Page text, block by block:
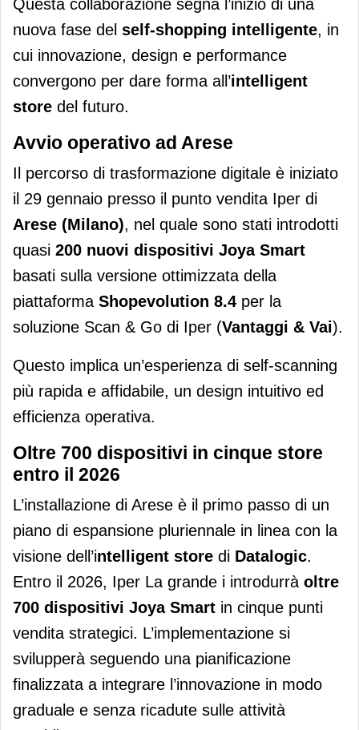
Questa collaborazione segna l’inizio di una
nuova fase del self-shopping intelligente, in
cui innovazione, design e performance
convergono per dare forma all’intelligent
store del futuro.
Avvio operativo ad Arese
Il percorso di trasformazione digitale è iniziato
il 29 gennaio presso il punto vendita Iper di
Arese (Milano), nel quale sono stati introdotti
quasi 200 nuovi dispositivi Joya Smart
basati sulla versione ottimizzata della
piattaforma Shopevolution 8.4 per la
soluzione Scan & Go di Iper (Vantaggi & Vai).
Questo implica un’esperienza di self-scanning
più rapida e affidabile, un design intuitivo ed
efficienza operativa.
Oltre 700 dispositivi in cinque store
entro il 2026
L’installazione di Arese è il primo passo di un
piano di espansione pluriennale in linea con la
visione dell’intelligent store di Datalogic.
Entro il 2026, Iper La grande i introdurrà oltre
700 dispositivi Joya Smart in cinque punti
vendita strategici. L’implementazione si
svilupperà seguendo una pianificazione
finalizzata a integrare l’innovazione in modo
graduale e senza ricadute sulle attività